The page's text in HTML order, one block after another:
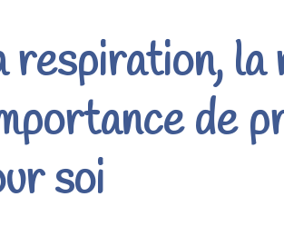
respiration,
de
soi